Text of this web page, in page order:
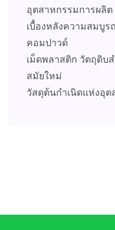
อุตสาหกรรมการผลิต
เบื้องหลังความสมบู
คอมปาวด์
เม็ดพลาสติก วัตถุดิบ
สมัยใหม่
วัสดุต้นกำเนิดแห่งอุ